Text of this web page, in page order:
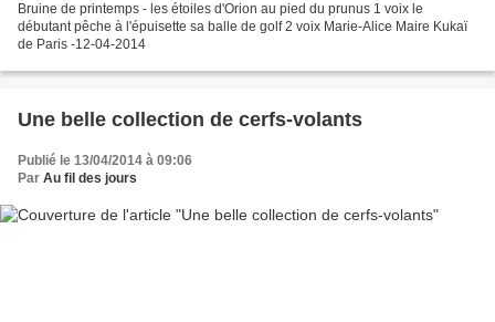
Bruine de printemps - les étoiles d'Orion au pied du prunus 1 voix le
débutant pêche à l'épuisette sa balle de golf 2 voix Marie-Alice Maire Kukaï
de Paris -12-04-2014
Une belle collection de cerfs-volants
Publié le 13/04/2014 à 09:06
Par Au fil des jours